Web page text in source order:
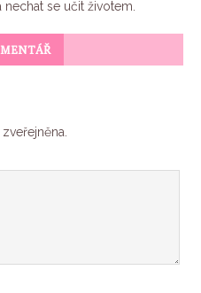
nechat se učit životem.